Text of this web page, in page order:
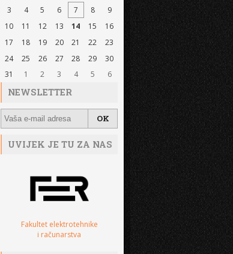
3
4 5 6 7 8
9
10
11 12 13 14 15
16
17
18 19 20 21 22
23
24
25 26 27 28 29
30
31
1 2 3 4 5 6
NEWSLETTER
UVIJEK JE TU ZA NAS
Fakultet elektrotehnike
i računarstva